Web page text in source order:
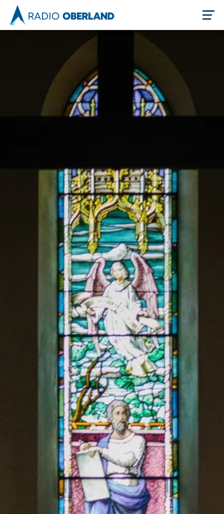
Newsreader
Stellenangebote
Unternehmen
Das geheime Geräusch
Amphibienschutz
Programm
Nachgehört
Podcast
Newsletter
Zeit fürs Oberland
Handwerker